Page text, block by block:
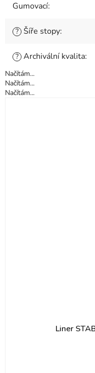
Gumovací:
? Šíře stopy:
? Archivální kvalita:
Načítám...
Načítám...
Načítám...
Liner